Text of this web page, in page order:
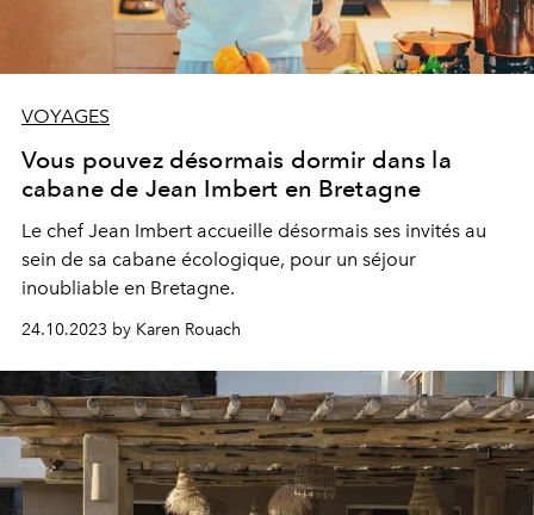
VOYAGES
Vous pouvez désormais dormir dans la
cabane de Jean Imbert en Bretagne
Le chef Jean Imbert accueille désormais ses invités au
sein de sa cabane écologique, pour un séjour
inoubliable en Bretagne.
24.10.2023 by Karen Rouach